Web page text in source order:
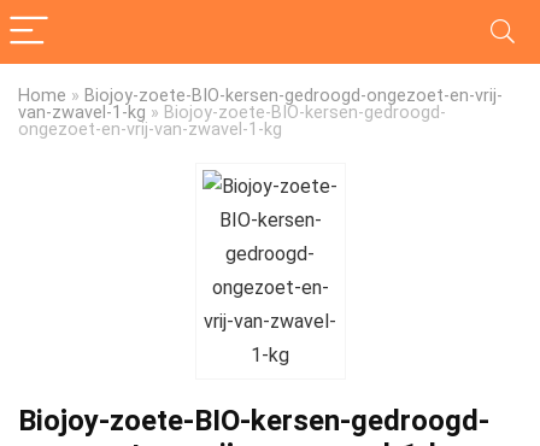
Home » Biojoy-zoete-BIO-kersen-gedroogd-ongezoet-en-vrij-
van-zwavel-1-kg » Biojoy-zoete-BIO-kersen-gedroogd-
ongezoet-en-vrij-van-zwavel-1-kg
Biojoy-zoete-BIO-kersen-gedroogd-